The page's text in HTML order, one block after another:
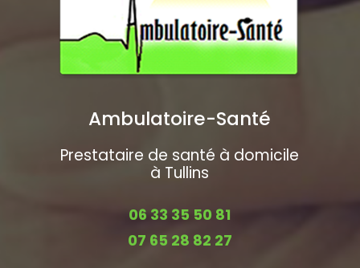
Ambulatoire-Santé
Prestataire de santé à domicile
à Tullins
06 33 35 50 81
07 65 28 82 27